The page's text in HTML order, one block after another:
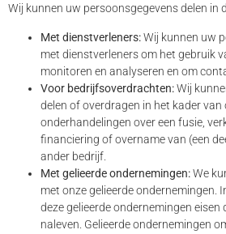
Wij kunnen uw persoonsgegevens delen in
Met dienstverleners:Wij kunnen uw
met dienstverleners om het gebruik
monitoren en analyseren en om
Voor bedrijfsoverdrachten:Wij
delen of overdragen in het kader van
onderhandelingen over een fusie,
financiering of overname van (een
ander bedrijf.
Met gelieerde ondernemingen:We
met onze gelieerde ondernemingen.
deze gelieerde ondernemingen
naleven. Gelieerde ondernemingen